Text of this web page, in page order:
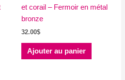
et corail – Fermoir en métal
bronze
32.00$
Ajouter au panier